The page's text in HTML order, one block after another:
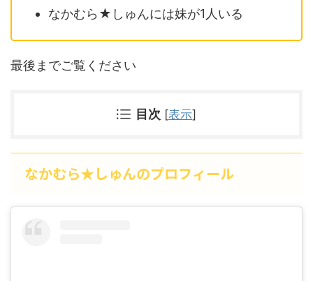
なかむら★しゅんには妹が1人いる
最後までご覧ください
目次 [表示]
なかむら★しゅんのプロフィール